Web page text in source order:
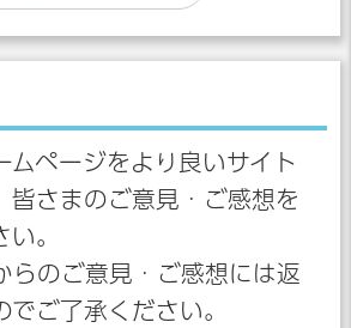
ムページをより良いサイト
皆さまのご意見・ご感想を
。
らのご意見・ご感想には返
でご了承ください。